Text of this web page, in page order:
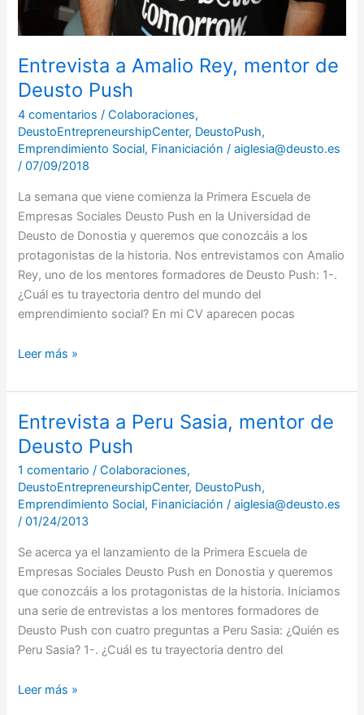
Entrevista a Amalio Rey, mentor de
Deusto Push
4 comentarios /Colaboraciones,
DeustoEntrepreneurshipCenter, DeustoPush,
Emprendimiento Social, Finaniciación /aiglesia@deusto.es
/07/09/2018
La semana que viene comienza la Primera Escuela de
Empresas Sociales Deusto Push en la Universidad de
Deusto de Donostia y queremos que conozcáis a los
protagonistas de la historia. Nos entrevistamos con Amalio
Rey, uno de los mentores formadores de Deusto Push: 1-.
¿Cuál es tu trayectoria dentro del mundo del
emprendimiento social? En mi CV aparecen pocas
Leer más »
Entrevista a Peru Sasia, mentor de
Deusto Push
1 comentario /Colaboraciones,
DeustoEntrepreneurshipCenter, DeustoPush,
Emprendimiento Social, Finaniciación /aiglesia@deusto.es
/01/24/2013
Se acerca ya el lanzamiento de la Primera Escuela de
Empresas Sociales Deusto Push en Donostia y queremos
que conozcáis a los protagonistas de la historia. Iniciamos
una serie de entrevistas a los mentores formadores de
Deusto Push con cuatro preguntas a Peru Sasia: ¿Quién es
Peru Sasia? 1-. ¿Cuál es tu trayectoria dentro del
Entrevista
a
Peru
Sasia,
mentor
de
Push
Leer más »